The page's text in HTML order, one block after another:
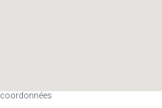
coordonnées